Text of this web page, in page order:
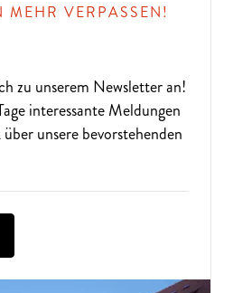
MEHR VERPASSEN!
zu unserem Newsletteran!
interessante Meldungen
unsere bevorstehenden